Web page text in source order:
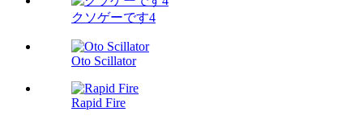
クソゲーです4
Oto Scillator
Rapid Fire